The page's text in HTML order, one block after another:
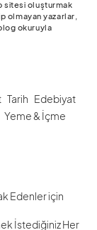
sitesi oluşturmak
olmayan yazarlar,
okuruyla
Tarih Edebiyat
Yeme & İçme
Edenler için
İstediğiniz Her